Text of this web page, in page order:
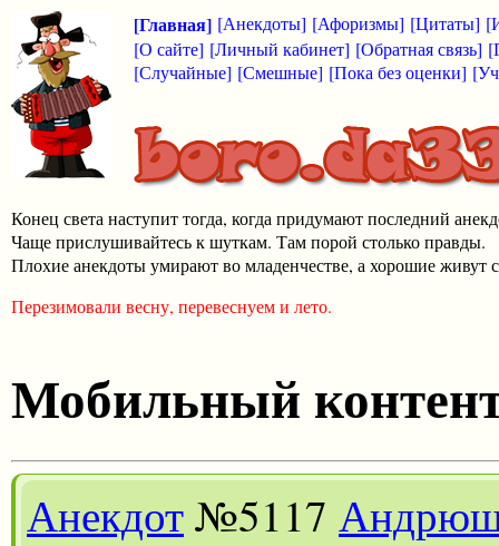
[Главная] [Анекдоты] [Афоризмы] [Цитаты]
[О сайте] [Личный кабинет] [Обратная связь]
[Случайные] [Смешные] [Пока без оценки]
Конец света наступит тогда, когда придумают последний
Чаще прислушивайтесь к шуткам. Там порой столько правды.
Плохие анекдоты умирают во младенчестве, а хорошие живут
Перезимовали весну, перевеснуем и лето.
Мобильный
Анекдот№5117